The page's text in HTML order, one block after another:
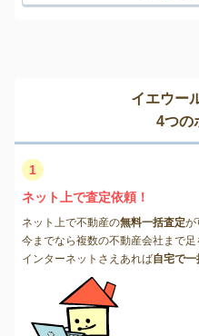
イエウー
4つの
1
ネット上で査定依頼！
ネット上で不動産の無料一括査定が
今までなら複数の不動産会社まで
インターネットさえあれば自宅で